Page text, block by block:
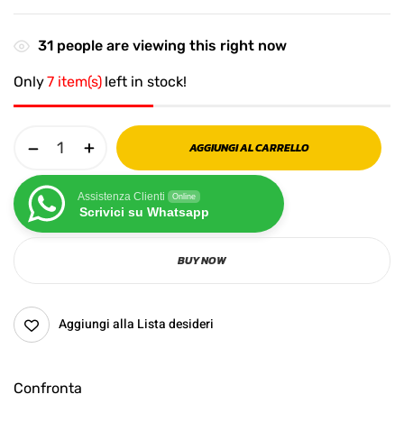
31 people are viewing this right now
Only7 item(s) left in stock!
AGGIUNGI AL CARRELLO
Assistenza Clienti Online
Scrivici su Whatsapp
BUY NOW
Aggiungi alla Lista desideri
Confronta